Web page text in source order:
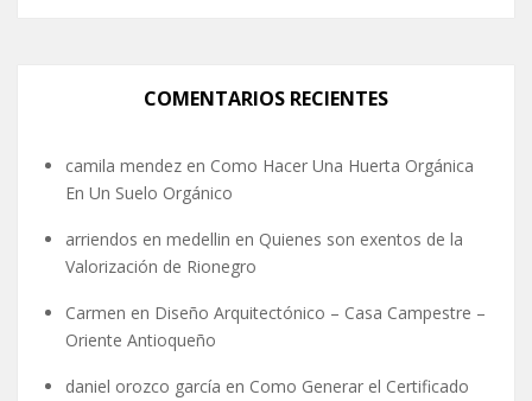
COMENTARIOS RECIENTES
camila mendez en Como Hacer Una Huerta Orgánica
En Un Suelo Orgánico
arriendos en medellin en Quienes son exentos de la
Valorización de Rionegro
Carmen en Diseño Arquitectónico – Casa Campestre –
Oriente Antioqueño
daniel orozco garcía en Como Generar el Certificado